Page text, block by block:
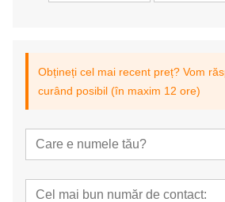
Obțineți cel mai recent preț? Vom
curând posibil (în maxim 12 ore)